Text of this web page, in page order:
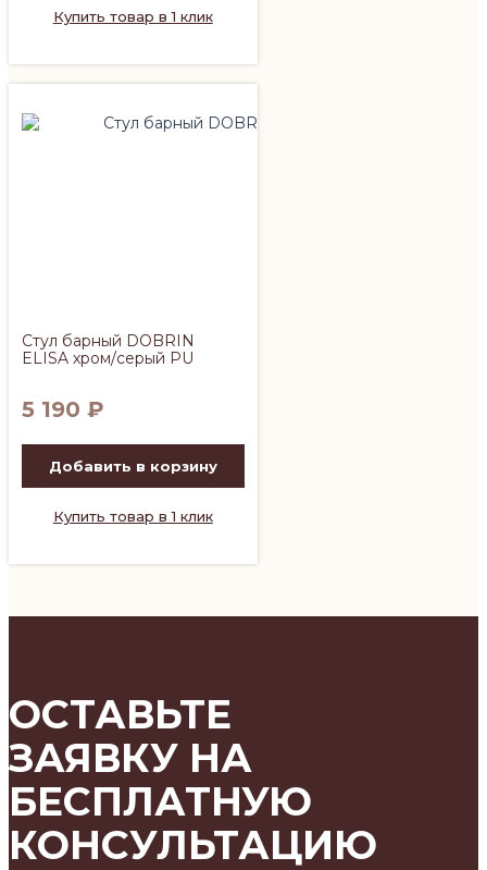
Купить товар в 1 клик
Стул барный DOBRIN
ELISA хром/серый PU
5 190 ₽
Добавить в корзину
Купить товар в 1 клик
ОСТАВЬТЕ
ЗАЯВКУ НА
БЕСПЛАТНУЮ
КОНСУЛЬТАЦИЮ